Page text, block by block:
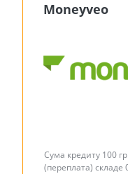
Moneyveo
Сума кредиту 100
(переплата) складе